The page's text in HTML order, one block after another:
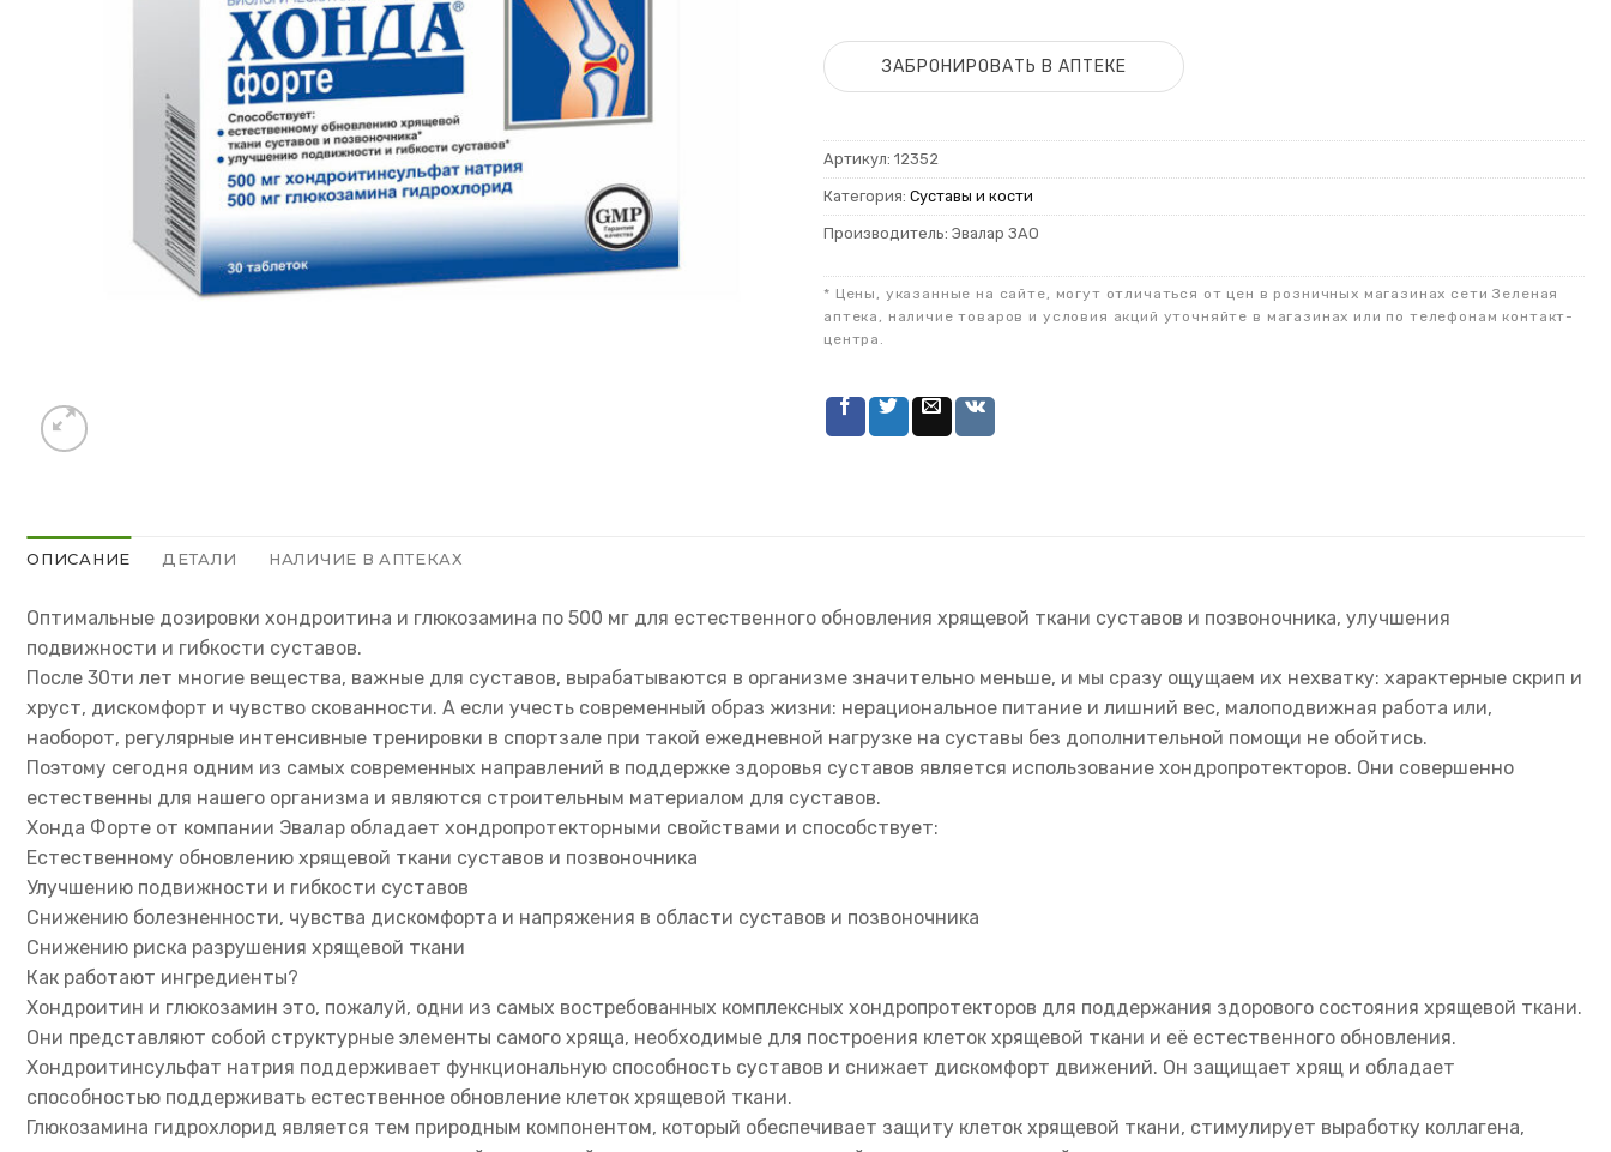
ЗАБРОНИРОВАТЬ В АПТЕКЕ
Артикул: 12352
Категория: Суставы и кости
Производитель: Эвалар ЗАО
* Цены, указанные на сайте, могут отличаться от цен в розничных магазинах сети Зеленая
аптека, наличие товаров и условия акций уточняйте в магазинах или по телефонам контакт-
центра.
ОПИСАНИЕ ДЕТАЛИ НАЛИЧИЕ В АПТЕКАХ
Оптимальные дозировки хондроитина и глюкозамина по 500 мг для естественного обновления хрящевой ткани суставов и позвоночника, улучшения
подвижности и гибкости суставов.
После 30ти лет многие вещества, важные для суставов, вырабатываются в организме значительно меньше, и мы сразу ощущаем их нехватку: характерные скрип и
хруст, дискомфорт и чувство скованности. А если учесть современный образ жизни: нерациональное питание и лишний вес, малоподвижная работа или,
наоборот, регулярные интенсивные тренировки в спортзале при такой ежедневной нагрузке на суставы без дополнительной помощи не обойтись.
Поэтому сегодня одним из самых современных направлений в поддержке здоровья суставов является использование хондропротекторов. Они совершенно
естественны для нашего организма и являются строительным материалом для суставов.
Хонда Форте от компании Эвалар обладает хондропротекторными свойствами и способствует:
Естественному обновлению хрящевой ткани суставов и позвоночника
Улучшению подвижности и гибкости суставов
Снижению болезненности, чувства дискомфорта и напряжения в области суставов и позвоночника
Снижению риска разрушения хрящевой ткани
Как работают ингредиенты?
Хондроитин и глюкозамин это, пожалуй, одни из самых востребованных комплексных хондропротекторов для поддержания здорового состояния хрящевой ткани.
Они представляют собой структурные элементы самого хряща, необходимые для построения клеток хрящевой ткани и её естественного обновления.
Хондроитинсульфат натрия поддерживает функциональную способность суставов и снижает дискомфорт движений. Он защищает хрящ и обладает
способностью поддерживать естественное обновление клеток хрящевой ткани.
Глюкозамина гидрохлорид является тем природным компонентом, который обеспечивает защиту клеток хрящевой ткани, стимулирует выработку коллагена,